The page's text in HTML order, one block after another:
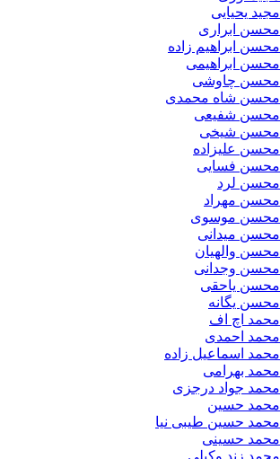
مجید یحیایی
محسن ابراری
محسن ابراهیم زاده
محسن ابراهیمی
محسن چاوشی
محسن شاه محمدی
محسن شفیعی
محسن شیخی
محسن علیزاده
محسن فسایی
محسن لرد
محسن مهراد
محسن موسوی
محسن میدانی
محسن والهیان
محسن وجدانی
محسن یاحقی
محسن یگانه
محمد اچ اف
محمد احمدی
محمد اسماعیل زاده
محمد بهرامی
محمد جواد درجزی
محمد حسین
محمد حسین طیبی نیا
محمد حسینی
محمد زند وکیلی